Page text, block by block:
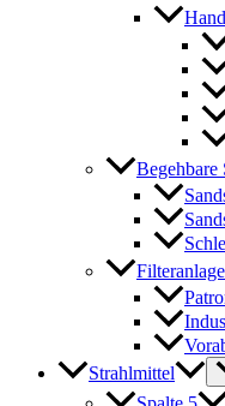
Begehbare
Strahlmittel